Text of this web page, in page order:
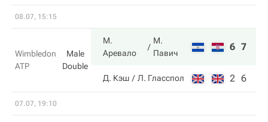
08.07, 15:15
Wimbledon
ATP
Male
Double
М.
Аревало
М.
Павич
6 7
Д. Кэш Л. Гласспол 2 6
07.07, 19:10